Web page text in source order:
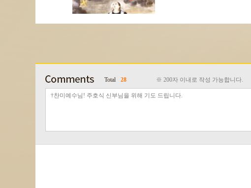
Total 28 ※ 200자 이내로 작성 가능합니다.